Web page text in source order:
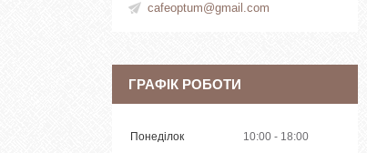
cafeoptum@gmail.com
ГРАФІК РОБОТИ
Понеділок 10:00 18:00